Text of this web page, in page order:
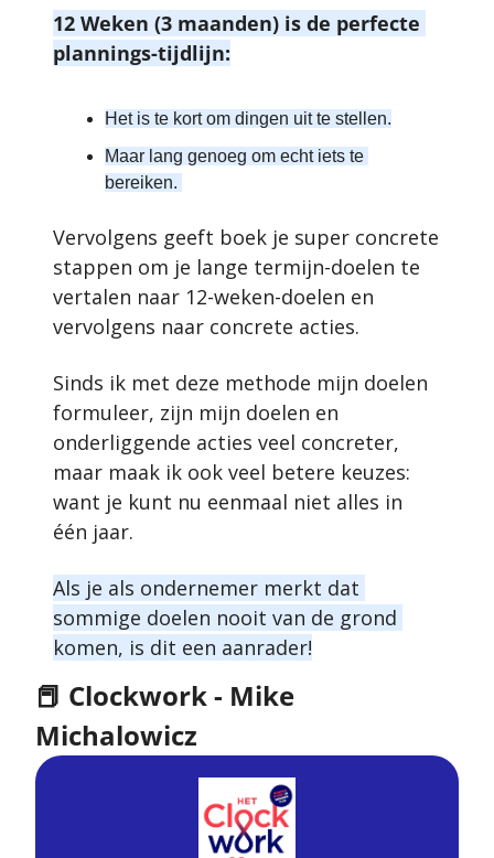
12 Weken (3 maanden) is de perfecte
plannings-tijdlijn:
Het is te kort om dingen uit te stellen.
Maar lang genoeg om echt iets te
bereiken.
Vervolgens geeft boek je super concrete
stappen om je lange termijn-doelen te
vertalen naar 12-weken-doelen en
vervolgens naar concrete acties.
Sinds ik met deze methode mijn doelen
formuleer, zijn mijn doelen en
onderliggende acties veel concreter,
maar maak ik ook veel betere keuzes:
want je kunt nu eenmaal niet alles in
één jaar.
Als je als ondernemer merkt dat
sommige doelen nooit van de grond
komen, is dit een aanrader!
📕 Clockwork - Mike
Michalowicz